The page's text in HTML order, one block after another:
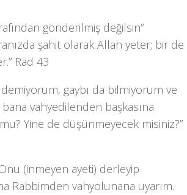
gönderilmiş değilsin”
şahit olarak Allah yeter; bir de
Rad 43
demiyorum, gaybı da bilmiyorum ve
vahyedilenden başkasına
Yine de düşünmeyecek misiniz?”
(inmeyen ayeti) derleyip
Rabbimden vahyolunana uyarım.